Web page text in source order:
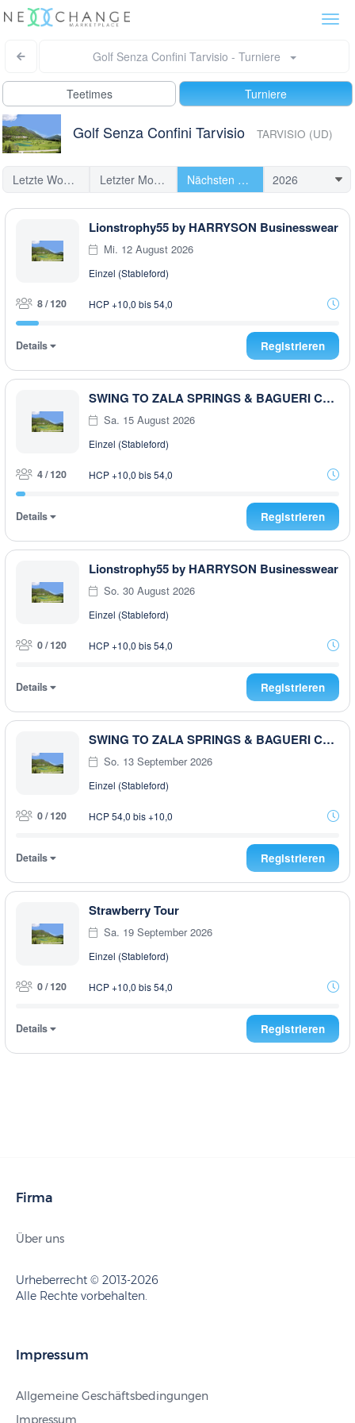
Golf Senza Confini Tarvisio - Turniere
Teetimes Turniere
Golf Senza Confini Tarvisio TARVISIO (UD)
Letzte Woche Letzter Monat Nächsten Turniere
Lionstrophy55 by HARRYSON Businesswear
Mi. 12 August 2026
Einzel (Stableford)
8 / 120 HCP +10,0 bis 54,0
Details Registrieren
SWING TO ZALA SPRINGS & BAGUERI CHALLENGE 2026 4°TAPPA
Sa. 15 August 2026
Einzel (Stableford)
4 / 120 HCP +10,0 bis 54,0
Details Registrieren
Lionstrophy55 by HARRYSON Businesswear
So. 30 August 2026
Einzel (Stableford)
0 / 120 HCP +10,0 bis 54,0
Details Registrieren
SWING TO ZALA SPRINGS & BAGUERI CHALLENGE 2026 FINAL
So. 13 September 2026
Einzel (Stableford)
0 / 120 HCP 54,0 bis +10,0
Details Registrieren
Strawberry Tour
Sa. 19 September 2026
Einzel (Stableford)
0 / 120 HCP +10,0 bis 54,0
Details Registrieren
Firma
Über uns
Urheberrecht © 2013-2026
Alle Rechte vorbehalten.
Impressum
Allgemeine Geschäftsbedingungen
Impressum